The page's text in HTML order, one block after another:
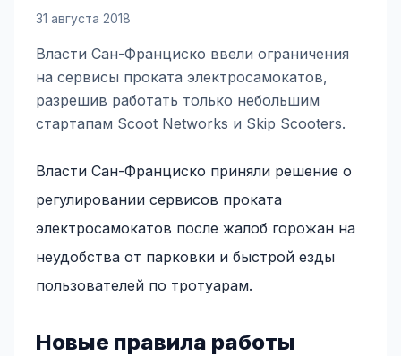
31 августа 2018
Власти Сан-Франциско ввели ограничения
на сервисы проката электросамокатов,
разрешив работать только небольшим
стартапам Scoot Networks и Skip Scooters.
Власти Сан-Франциско приняли решение о
регулировании сервисов проката
электросамокатов после жалоб горожан на
неудобства от парковки и быстрой езды
пользователей по тротуарам.
Новые правила работы